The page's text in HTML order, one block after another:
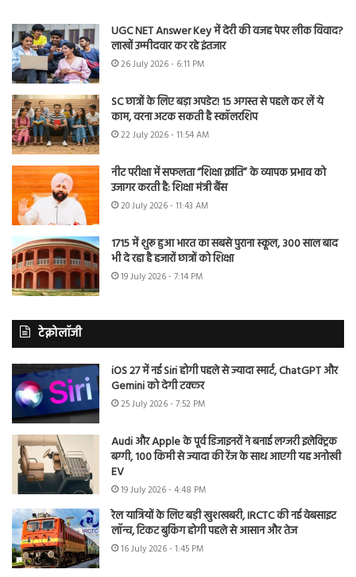
UGC NET Answer Key में देरी की वजह पेपर लीक विवाद?
लाखों उम्मीदवार कर रहे इंतजार
26 July 2026 - 6:11 PM
SC छात्रों के लिए बड़ा अपडेट! 15 अगस्त से पहले कर लें ये
काम, वरना अटक सकती है स्कॉलरशिप
22 July 2026 - 11:54 AM
नीट परीक्षा में सफलता “शिक्षा क्रांति” के व्यापक प्रभाव को
उजागर करती है: शिक्षा मंत्री बैंस
20 July 2026 - 11:43 AM
1715 में शुरू हुआ भारत का सबसे पुराना स्कूल, 300 साल बाद
भी दे रहा है हजारों छात्रों को शिक्षा
19 July 2026 - 7:14 PM
टेक्नोलॉजी
iOS 27 में नई Siri होगी पहले से ज्यादा स्मार्ट, ChatGPT और
Gemini को देगी टक्कर
25 July 2026 - 7:52 PM
Audi और Apple के पूर्व डिजाइनरों ने बनाई लग्जरी इलेक्ट्रिक
बग्गी, 100 किमी से ज्यादा की रेंज के साथ आएगी यह अनोखी
EV
19 July 2026 - 4:48 PM
रेल यात्रियों के लिए बड़ी खुशखबरी, IRCTC की नई वेबसाइट
लॉन्च, टिकट बुकिंग होगी पहले से आसान और तेज
16 July 2026 - 1:45 PM